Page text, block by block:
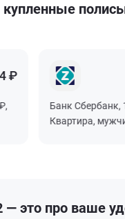
купленные
Банк Сбербанк, 1
Квартира,
это про ваше